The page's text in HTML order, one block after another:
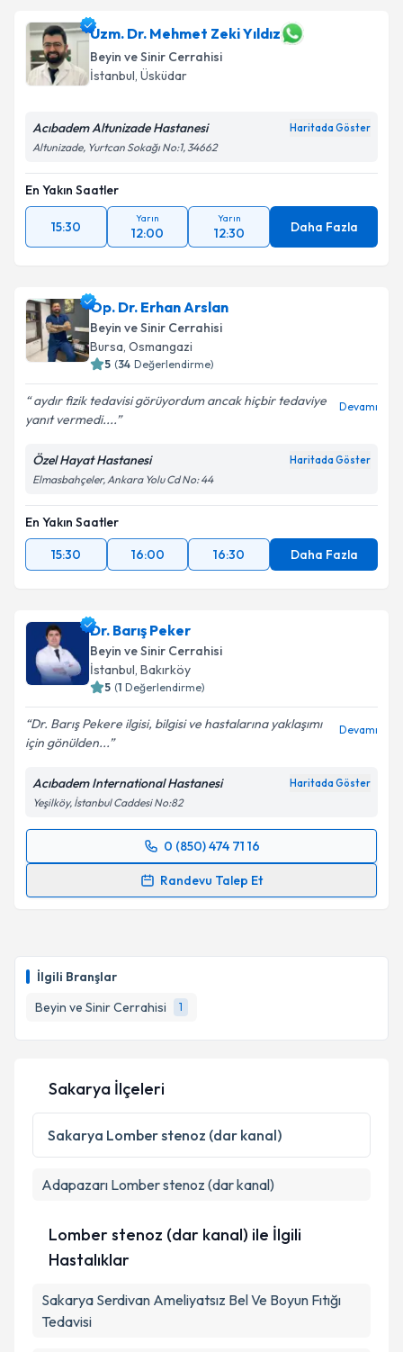
İlgili Branşlar
Beyin ve Sinir Cerrahisi
1
Uzm. Dr. Mehmet Zeki Yıldız
Beyin ve Sinir Cerrahisi
İstanbul, Üsküdar
Acıbadem Altunizade Hastanesi Haritada Göster
Altunizade, Yurtcan Sokağı No:1, 34662
En Yakın Saatler
15:30
Yarın
12:00
Yarın
12:30 Daha Fazla
Op. Dr. Erhan Arslan
Beyin ve Sinir Cerrahisi
Bursa, Osmangazi
5 (34 Değerlendirme)
aydır fizik tedavisi görüyordum ancak hiçbir tedaviye
yanıt vermedi....
Devamı
Özel Hayat Hastanesi Haritada Göster
Elmasbahçeler, Ankara Yolu Cd No: 44
En Yakın Saatler
15:30
16:00 16:30 Daha Fazla
Dr. Barış Peker
Beyin ve Sinir Cerrahisi
İstanbul, Bakırköy
5 (1 Değerlendirme)
Dr. Barış Pekere ilgisi, bilgisi ve hastalarına yaklaşımı
için gönülden...
Devamı
Acıbadem International Hastanesi Haritada Göster
Yeşilköy, İstanbul Caddesi No:82
0 (850) 474 71 16
Randevu Talep Et
Randevu Takvimi Talebi
E-posta Adresiniz
Kişisel verilerimin işlenmesine ilişkin
Metni'ni okudum ve kişisel verilerimin belirtilen
kapsamda işlenmesini kabul ediyorum.
Sakarya İlçeleri
Sakarya Lomber stenoz (dar kanal)
Adapazarı Lomber stenoz (dar kanal)
Lomber stenoz (dar kanal) ile İlgili
Hastalıklar
Sakarya Serdivan Ameliyatsız Bel Ve Boyun Fıtığı
Tedavisi